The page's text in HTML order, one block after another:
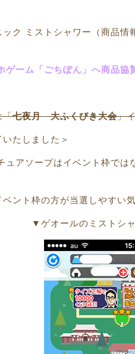
ク ミストシャワー（商品情
ゲーム「ごちぽん」へ商品協
「七夜月 大ふくびき大会」
たしました＞
アソープはイベント枠では
ント枠の方が当選しやすい気
▼ゲオールのミストシ